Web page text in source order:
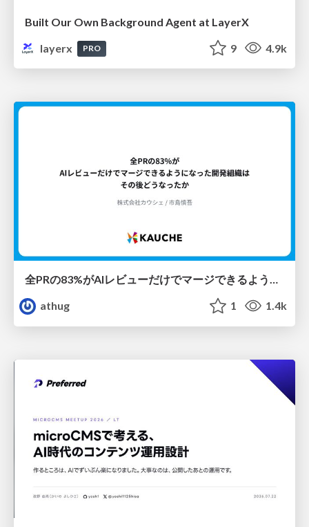
Built Our Own Background Agent at LayerX
layerx
PRO 9 4.9k
全PRの83%がAIレビューだけでマージできるようになった開発組織はその後どうなったか
athug
1 1.4k